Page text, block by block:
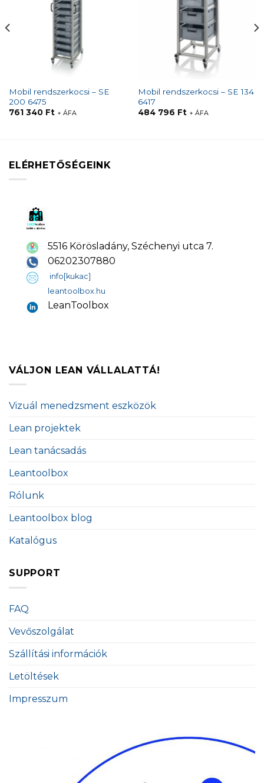
Mobil rendszerkocsi – SE
200 6475
761 340 Ft + ÁFA
Mobil rendszerkocsi – SE 134
6417
484 796 Ft + ÁFA
ELÉRHETŐSÉGEINK
5516 Körösladány, Széchenyi utca 7.
06202307880
info[kukac]
leantoolbox.hu
LeanToolbox
VÁLJON LEAN VÁLLALATTÁ!
Vizuál menedzsment eszközök
Lean projektek
Lean tanácsadás
Leantoolbox
Rólunk
Leantoolbox blog
Katalógus
SUPPORT
FAQ
Vevőszolgálat
Szállítási információk
Letöltések
Impresszum